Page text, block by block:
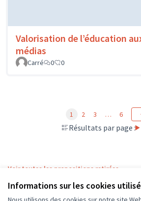
Informations sur les cookies
Valorisation de l’éducation
médias
Carré
0 0
Résultats par page :
1 2 3 … 6
Voir toutes les propositions retirées